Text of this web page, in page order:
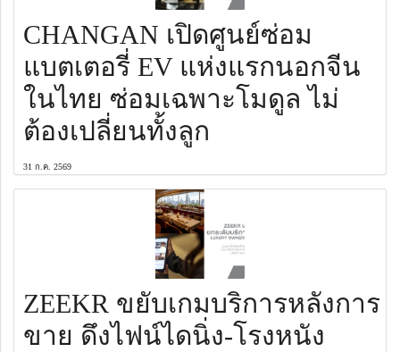
CHANGAN เปิดศูนย์ซ่อม
แบตเตอรี่ EV แห่งแรกนอกจีน
ในไทย ซ่อมเฉพาะโมดูล ไม่
ต้องเปลี่ยนทั้งลูก
31 ก.ค. 2569
ZEEKR ขยับเกมบริการหลังการ
ขาย ดึงไฟน์ไดนิ่ง-โรงหนัง